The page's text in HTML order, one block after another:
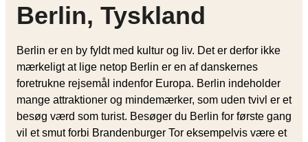
Berlin, Tyskland
Berlin er en by fyldt med kultur og liv. Det er derfor ikke
mærkeligt at lige netop Berlin er en af danskernes
foretrukne rejsemål indenfor Europa. Berlin indeholder
mange attraktioner og mindemærker, som uden tvivl er et
besøg værd som turist. Besøger du Berlin for første gang
vil et smut forbi Brandenburger Tor eksempelvis være et